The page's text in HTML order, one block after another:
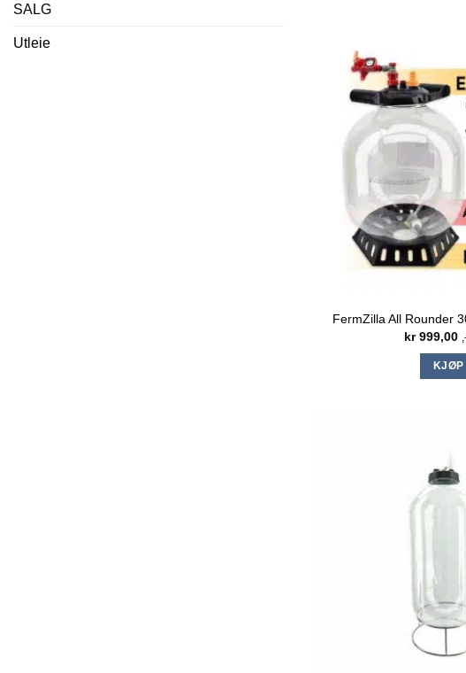
SALG
Utleie
FermZilla All Rounder
kr999,00
KJØP